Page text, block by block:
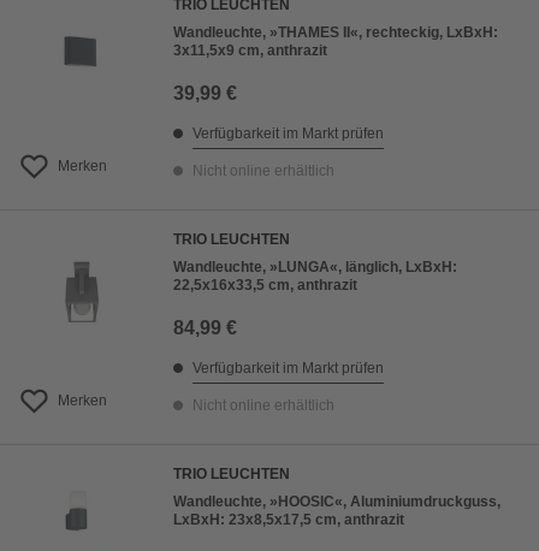
Merken
TRIO LEUCHTEN
Wandleuchte, »THAMES II«, rechteckig, LxBxH:
3x11,5x9 cm, anthrazit
39,99 €
Verfügbarkeit im Markt prüfen
Nicht online erhältlich
Merken
TRIO LEUCHTEN
Wandleuchte, »LUNGA«, länglich, LxBxH:
22,5x16x33,5 cm, anthrazit
84,99 €
Verfügbarkeit im Markt prüfen
Nicht online erhältlich
TRIO LEUCHTEN
Wandleuchte, »HOOSIC«, Aluminiumdruckguss,
LxBxH: 23x8,5x17,5 cm, anthrazit